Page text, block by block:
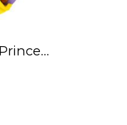
Boton Decorativo 7745 Princesas Disney 4 Botones